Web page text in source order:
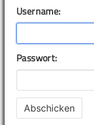
Username:
Passwort: